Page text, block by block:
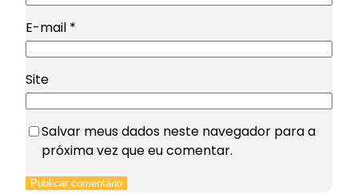
E-mail *
Site
Salvar meus dados neste navegador para a
próxima vez que eu comentar.